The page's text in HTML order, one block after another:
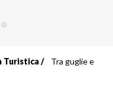
Turistica
Tra guglie e